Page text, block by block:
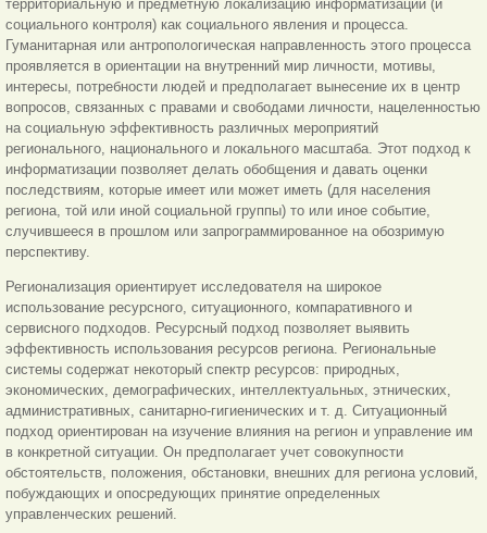
территориальную и предметную локализацию информатизации (и
социального контроля) как социального явления и процесса.
Гуманитарная или антропологическая направленность этого процесса
проявляется в ориентации на внутренний мир личности, мотивы,
интересы, потребности людей и предполагает вынесение их в центр
вопросов, связанных с правами и свободами личности, нацеленностью
на социальную эффективность различных мероприятий
регионального, национального и локального масштаба. Этот подход к
информатизации позволяет делать обобщения и давать оценки
последствиям, которые имеет или может иметь (для населения
региона, той или иной социальной группы) то или иное событие,
случившееся в прошлом или запрограммированное на обозримую
перспективу.
Регионализация ориентирует исследователя на широкое
использование ресурсного, ситуационного, компаративного и
сервисного подходов. Ресурсный подход позволяет выявить
эффективность использования ресурсов региона. Региональные
системы содержат некоторый спектр ресурсов: природных,
экономических, демографических, интеллектуальных, этнических,
административных, санитарно-гигиенических и т. д. Ситуационный
подход ориентирован на изучение влияния на регион и управление им
в конкретной ситуации. Он предполагает учет совокупности
обстоятельств, положения, обстановки, внешних для региона условий,
побуждающих и опосредующих принятие определенных
управленческих решений.